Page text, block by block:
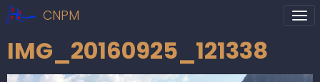
CNPM
IMG_20160925_121338